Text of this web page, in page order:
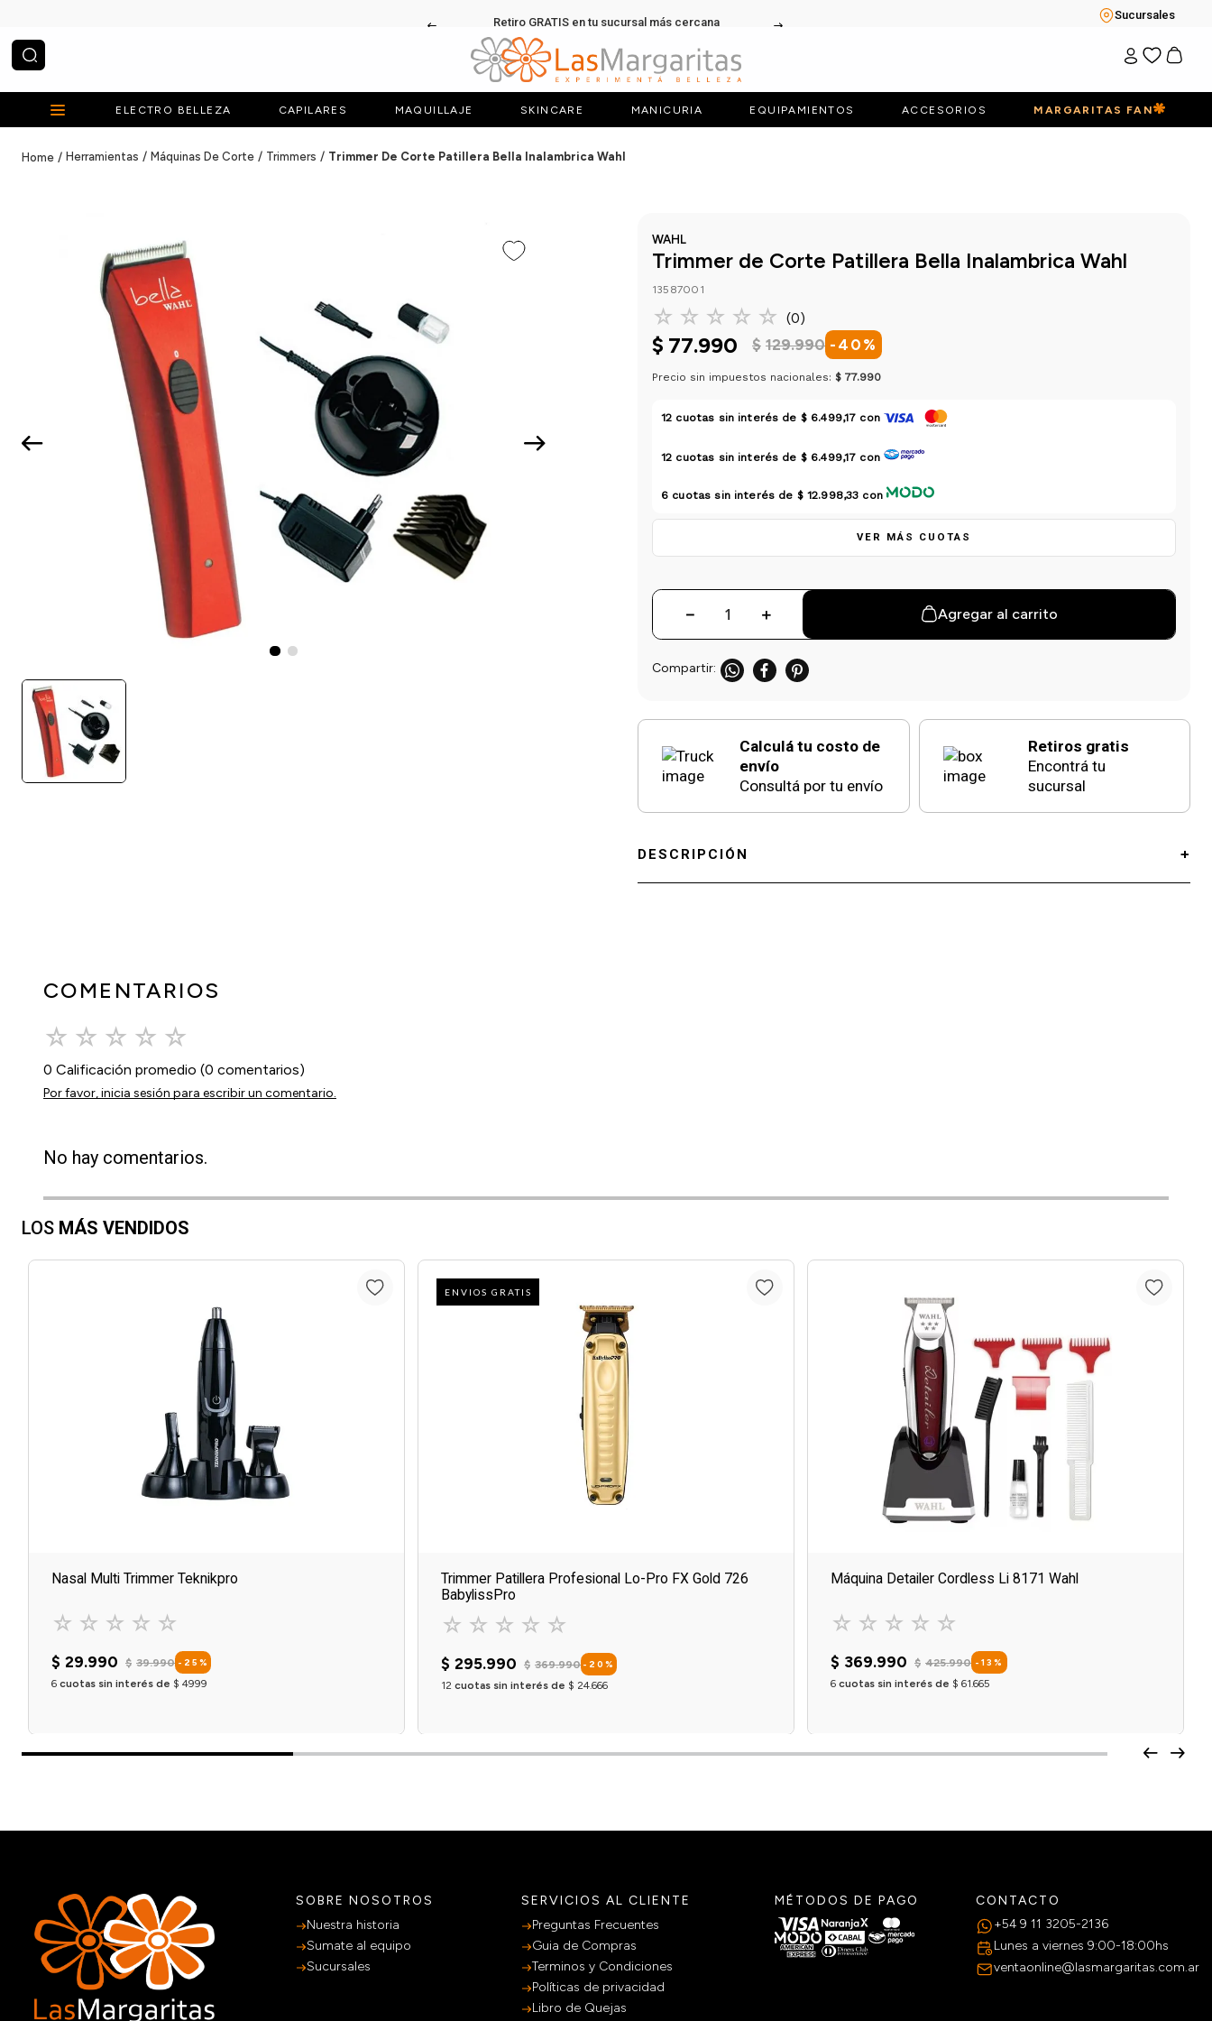
Retiro GRATIS en tu sucursal más cercana
Sucursales
¿Qué estás buscando?
ELECTRO BELLEZA CAPILARES MAQUILLAJE SKINCARE MANICURIA EQUIPAMIENTOS ACCESORIOS MARGARITAS FAN
Herramientas Máquinas De Corte Trimmers Trimmer De Corte Patillera Bella Inalambrica Wahl
WAHL
Trimmer de Corte Patillera Bella Inalambrica Wahl
13587001
☆ ☆ ☆ ☆ ☆ (0)
$ 77.990 $ 129.990 - 40 %
Precio sin impuestos nacionales: $ 77.990
12 cuotas sin interés de $ 6.499,17 con
12 cuotas sin interés de $ 6.499,17 con
6 cuotas sin interés de $ 12.998,33 con
VER MÁS CUOTAS
＋
－ Agregar al carrito
Calculá tu costo de
envío
Consultá por tu envío
Retiros gratis
Encontrá tu
sucursal
DESCRIPCIÓN
COMENTARIOS
☆ ☆ ☆ ☆ ☆
0 Calificación promedio (0 comentarios)
Por favor, inicia sesión para escribir un comentario.
No hay comentarios.
LOS MÁS VENDIDOS
Nasal Multi Trimmer Teknikpro
☆ ☆ ☆ ☆ ☆
$ 29.990 $ 39.990 - 25 %
6 cuotas sin interés de $ 4999
ENVIOS GRATIS
Trimmer Patillera Profesional Lo-Pro FX Gold 726
BabylissPro
☆ ☆ ☆ ☆ ☆
$ 295.990 $ 369.990 - 20 %
12 cuotas sin interés de $ 24.666
Máquina Detailer Cordless Li 8171 Wahl
☆ ☆ ☆ ☆ ☆
$ 369.990 $ 425.990 - 13 %
6 cuotas sin interés de $ 61.665
SOBRE NOSOTROS
Nuestra historia
Sumate al equipo
Sucursales
SERVICIOS AL CLIENTE
Preguntas Frecuentes
Guia de Compras
Terminos y Condiciones
Políticas de privacidad
Libro de Quejas
MÉTODOS DE PAGO
CONTACTO
+54 9 11 3205-2136
Lunes a viernes 9:00-18:00hs
ventaonline@lasmargaritas.com.ar